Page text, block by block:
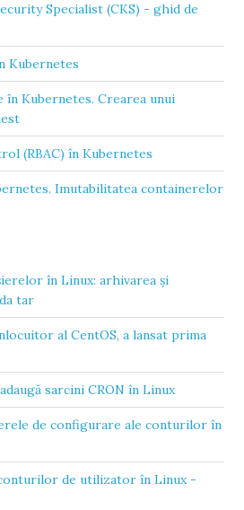
Specialist (CKS) - ghid de
Kubernetes
Kubernetes. Crearea unui
(RBAC) în Kubernetes
Imutabilitatea containerelor
în Linux: arhivarea și
tar
al CentOS, a lansat prima
sarcini CRON în Linux
de configurare ale conturilor în
de utilizator în Linux -